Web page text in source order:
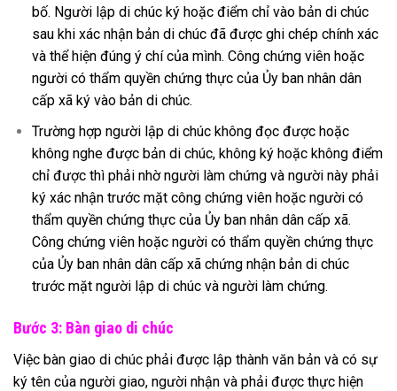
bố. Người lập di chúc ký hoặc điểm chỉ vào bản di chúc
sau khi xác nhận bản di chúc đã được ghi chép chính xác
và thể hiện đúng ý chí của mình. Công chứng viên hoặc
người có thẩm quyền chứng thực của Ủy ban nhân dân
cấp xã ký vào bản di chúc.
Trường hợp người lập di chúc không đọc được hoặc
không nghe được bản di chúc, không ký hoặc không điểm
chỉ được thì phải nhờ người làm chứng và người này phải
ký xác nhận trước mặt công chứng viên hoặc người có
thẩm quyền chứng thực của Ủy ban nhân dân cấp xã.
Công chứng viên hoặc người có thẩm quyền chứng thực
của Ủy ban nhân dân cấp xã chứng nhận bản di chúc
trước mặt người lập di chúc và người làm chứng.
Bước 3: Bàn giao di chúc
Việc bàn giao di chúc phải được lập thành văn bản và có sự
ký tên của người giao, người nhận và phải được thực hiện